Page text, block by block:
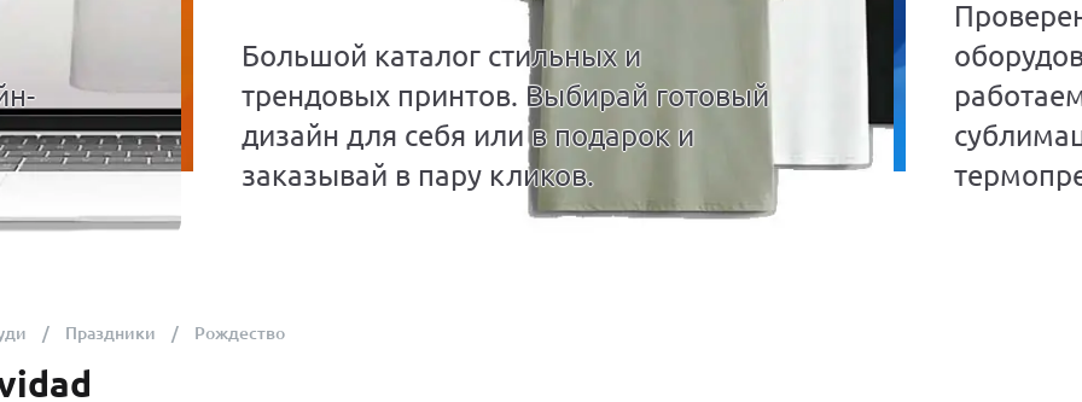
Большой каталог стильных и
трендовых принтов. Выбирай готовый
дизайн для себя или в подарок и
заказывай в пару кликов.
Праздники Рождество